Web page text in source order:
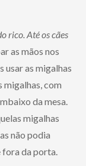
rico. Até os cães
as mãos nos
usar as migalhas
migalhas, com
da mesa.
migalhas
não podia
fora da porta.